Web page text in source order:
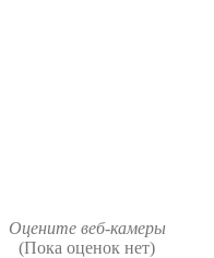
Оцените веб-камеры
(Пока оценок нет)